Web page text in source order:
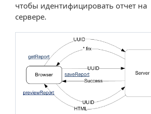
чтобы идентифицировать отчет на
сервере.